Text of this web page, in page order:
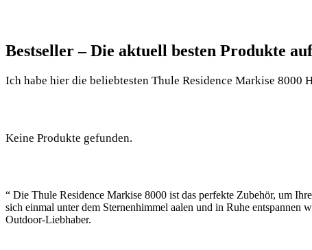
Bestseller – Die aktuell besten Produkte
Ich habe hier die beliebtesten Thule Residence Markise
Keine Produkte gefunden.
“ Die Thule Residence Markise 8000 ist das perfekte Zubehör, um
sich einmal unter dem Sternenhimmel aalen und in Ruhe
Outdoor-Liebhaber.